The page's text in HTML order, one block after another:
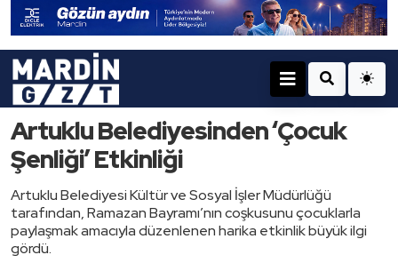
Artuklu Belediyesinden ‘Çocuk
Şenliği’ Etkinliği
Artuklu Belediyesi Kültür ve Sosyal İşler Müdürlüğü
tarafından, Ramazan Bayramı’nın coşkusunu çocuklarla
paylaşmak amacıyla düzenlenen harika etkinlik büyük ilgi
gördü.